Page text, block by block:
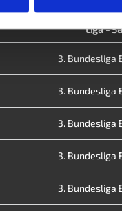
Liga -
3. Bundesliga
3. Bundesliga
3. Bundesliga
3. Bundesliga
3. Bundesliga